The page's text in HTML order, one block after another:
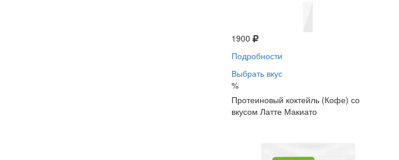
1900
Подробности
Выбрать вкус
%
Протеиновый коктейль (Кофе) со
вкусом Латте Макиато